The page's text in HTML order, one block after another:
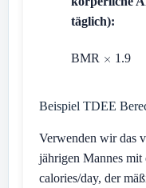
täglich):
BMR 1.9
Beispiel TDEE
Verwenden wir das
jährigen Mannes
calories/day, der